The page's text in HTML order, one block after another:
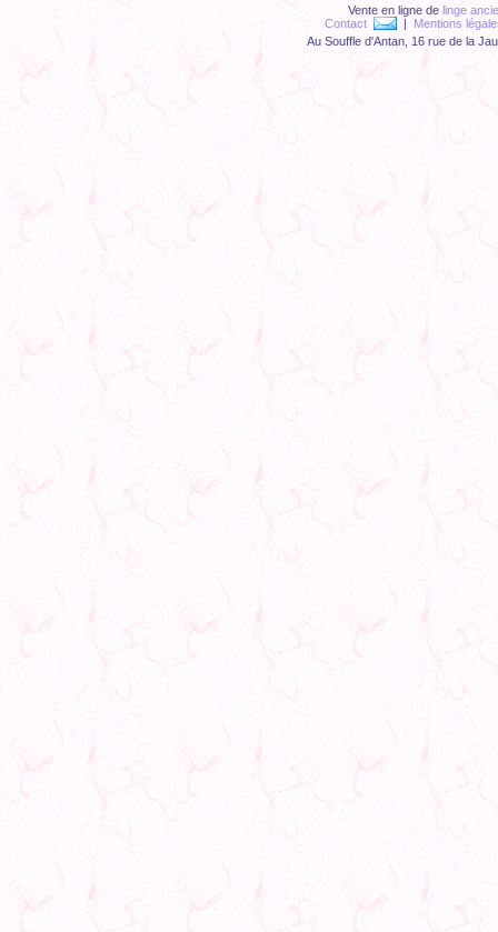
Vente en ligne delinge
Contact
| Mentions
Au Souffle d'Antan, 16 rue de la